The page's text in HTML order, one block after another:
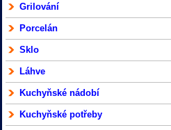
Grilování
Porcelán
Sklo
Láhve
Kuchyňské nádobí
Kuchyňské potřeby